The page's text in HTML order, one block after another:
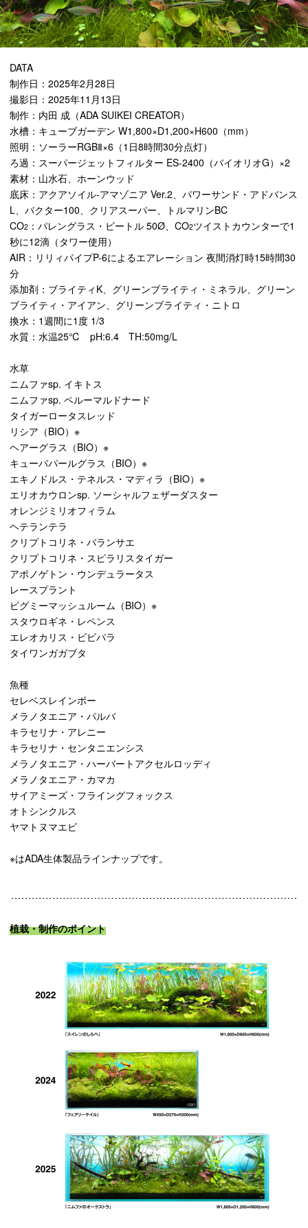
DATA
制作日：2025年2月28日
撮影日：2025年11月13日
制作：内田 成（ADA SUIKEI CREATOR）
水槽：キューブガーデン W1,800×D1,200×H600（mm）
照明：ソーラーRGBⅡ×6（1日8時間30分点灯）
ろ過：スーパージェットフィルター ES-2400（バイオリオG）×2
素材：山水石、ホーンウッド
底床：アクアソイル-アマゾニア Ver.2、パワーサンド・アドバンス
L、バクター100、クリアスーパー、トルマリンBC
CO2 ：パレングラス・ビートル 50Ø、CO2ツイストカウンターで1
秒に12滴（タワー使用）
AIR：リリィパイプP-6によるエアレーション 夜間消灯時15時間30
分
添加剤：ブライティK、グリーンブライティ・ミネラル、グリーン
ブライティ・アイアン、グリーンブライティ・ニトロ
換水：1週間に1度 1/3
水質：水温25℃ pH:6.4 TH:50mg/L
水草
ニムファsp. イキトス
ニムファsp. ペルーマルドナード
タイガーロータスレッド
リシア（BIO）※
ヘアーグラス（BIO）※
キューバパールグラス（BIO）※
エキノドルス・テネルス・マディラ（BIO）※
エリオカウロンsp. ソーシャルフェザーダスター
オレンジミリオフィラム
ヘテランテラ
クリプトコリネ・バランサエ
クリプトコリネ・スピラリスタイガー
アポノゲトン・ウンデュラータス
レースプラント
ピグミーマッシュルーム（BIO）※
スタウロギネ・レペンス
エレオカリス・ビビパラ
タイワンガガブタ
魚種
セレベスレインボー
メラノタエニア・パルバ
キラセリナ・アレニー
キラセリナ・センタニエンシス
メラノタエニア・ハーバートアクセルロッディ
メラノタエニア・カマカ
サイアミーズ・フライングフォックス
オトシンクルス
ヤマトヌマエビ
※はADA生体製品ラインナップです。
植栽・制作のポイント